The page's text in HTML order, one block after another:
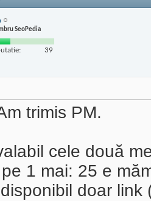
SeoPedia
39
trimis PM.
cele două
1 mai: 25 e
doar